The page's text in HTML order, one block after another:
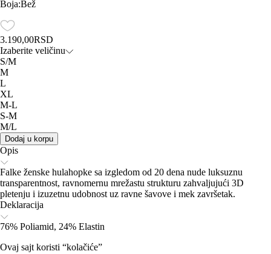
Boja:Bež
3.190,00RSD
Izaberite veličinu
S/M
M
L
XL
M-L
S-M
M/L
Dodaj u korpu
Opis
Falke ženske hulahopke sa izgledom od 20 dena nude luksuznu
transparentnost, ravnomernu mrežastu strukturu zahvaljujući 3D
pletenju i izuzetnu udobnost uz ravne šavove i mek završetak.
Deklaracija
76% Poliamid, 24% Elastin
Ovaj sajt koristi “kolačiće”